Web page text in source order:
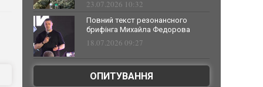
23.07.2026 10:32
Повний текст резонансного
брифінга Михайла Федорова
18.07.2026 09:27
ОПИТУВАННЯ